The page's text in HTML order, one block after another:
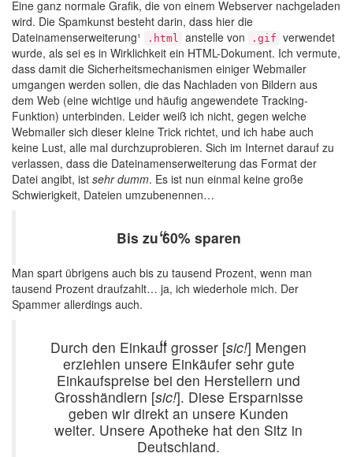
Eine ganz normale Grafik, die von einem Webserver nachgeladen
wird. Die Spamkunst besteht darin, dass hier die
Dateinamenserweiterung¹
.html anstelle von .gif verwendet
wurde, als sei es in Wirklichkeit ein HTML-Dokument. Ich vermute,
dass damit die Sicherheitsmechanismen einiger Webmailer
umgangen werden sollen, die das Nachladen von Bildern aus
dem Web (eine wichtige und häufig angewendete Tracking-
Funktion) unterbinden. Leider weiß ich nicht, gegen welche
Webmailer sich dieser kleine Trick richtet, und ich habe auch
keine Lust, alle mal durchzuprobieren. Sich im Internet darauf zu
verlassen, dass die Dateinamenserweiterung das Format der
Datei angibt, ist sehr dumm. Es ist nun einmal keine große
Schwierigkeit, Dateien umzubenennen…
Bis zu 60% sparen
Man spart übrigens auch bis zu tausend Prozent, wenn man
tausend Prozent draufzahlt… ja, ich wiederhole mich. Der
Spammer allerdings auch.
Durch den Einkauf grosser [sic!] Mengen
erziehlen unsere Einkäufer sehr gute
Einkaufspreise bei den Herstellern und
Grosshändlern [sic!]. Diese Ersparnisse
geben wir direkt an unsere Kunden
weiter. Unsere Apotheke hat den Sitz in
Deutschland.